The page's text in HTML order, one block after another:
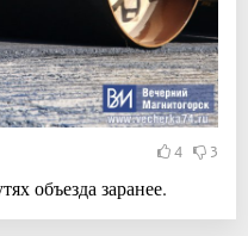
4 3
объезда заранее.